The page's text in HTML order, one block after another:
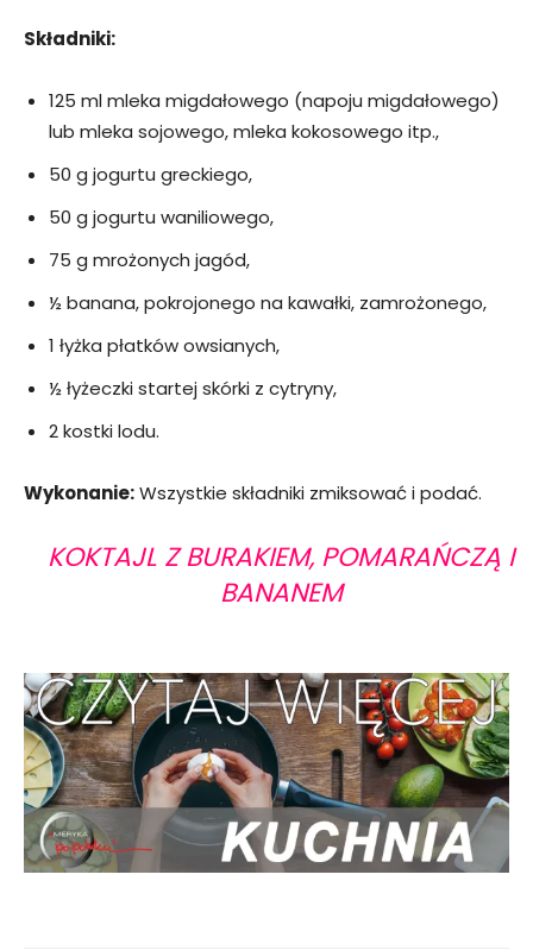
Składniki:
125 ml mleka migdałowego (napoju migdałowego)
lub mleka sojowego, mleka kokosowego itp.,
50 g jogurtu greckiego,
50 g jogurtu waniliowego,
75 g mrożonych jagód,
½ banana, pokrojonego na kawałki, zamrożonego,
1 łyżka płatków owsianych,
½ łyżeczki startej skórki z cytryny,
2 kostki lodu.
Wykonanie:Wszystkie składniki zmiksować i podać.
KOKTAJL Z BURAKIEM, POMARAŃCZĄ I
BANANEM